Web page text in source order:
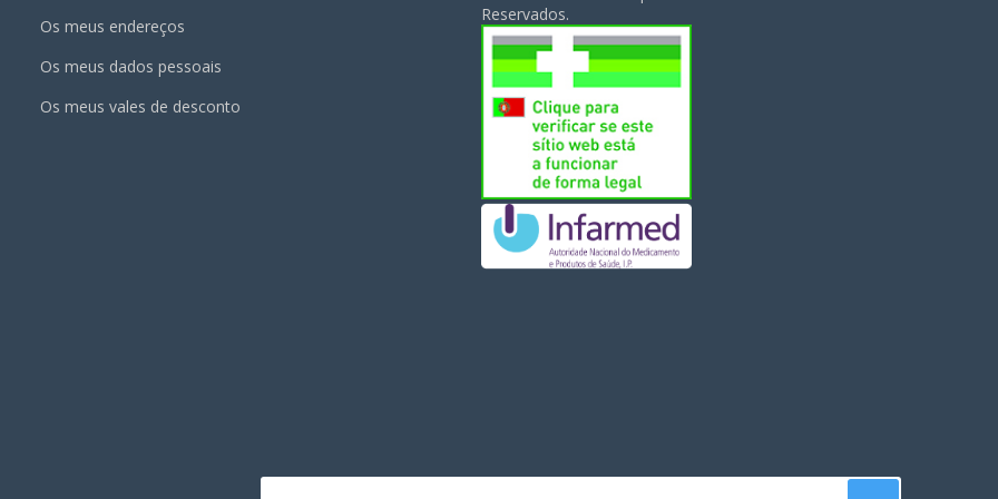
Os meus endereços
Os meus dados pessoais
Os meus vales de desconto
Reservados.